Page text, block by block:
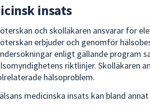
för
att
välja
något
av
dem.
insats
och skolläkaren ansvarar för
erbjuder och genomför
enligt gällande program
riktlinjer. Skolläkaren
hälsoproblem.
medicinska insats kan bland